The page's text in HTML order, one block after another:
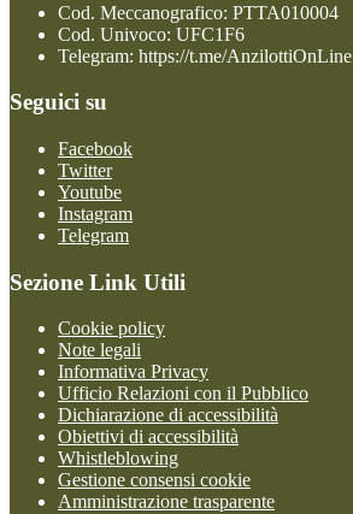
Cod. Meccanografico: PTTA010004
Cod. Univoco: UFC1F6
Telegram: https://t.me/AnzilottiOnLine
Seguici su
Facebook
Twitter
Youtube
Instagram
Telegram
Sezione Link Utili
Cookie policy
Note legali
Informativa Privacy
Ufficio Relazioni con il Pubblico
Dichiarazione di accessibilità
Obiettivi di accessibilità
Whistleblowing
Gestione consensi cookie
Amministrazione trasparente